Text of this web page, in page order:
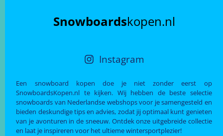
Snowboardskopen.nl
Instagram
Een snowboard kopen doe je niet zonder eerst op
SnowboardsKopen.nl te kijken. Wij hebben de beste selectie
snowboards van Nederlandse webshops voor je samengesteld en
bieden deskundige tips en advies, zodat jij optimaal kunt genieten
van je avonturen in de sneeuw. Ontdek onze uitgebreide collectie
en laat je inspireren voor het ultieme wintersportplezier!